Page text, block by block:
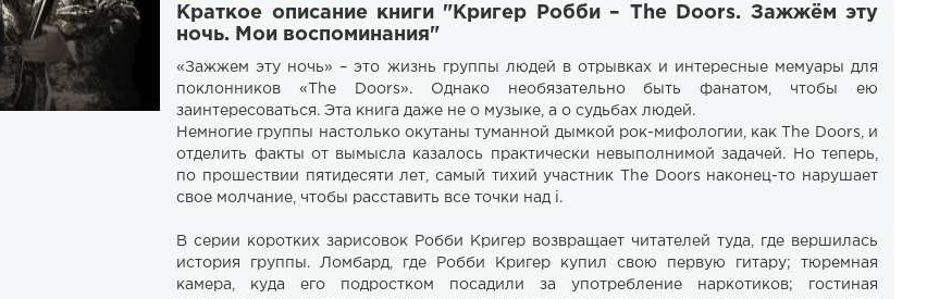
Краткое описание книги "Кригер Робби – The Doors. Зажжём эту
ночь. Мои воспоминания"
«Зажжем эту ночь» – это жизнь группы людей в отрывках и интересные мемуары для
поклонников «The Doors». Однако необязательно быть фанатом, чтобы ею
заинтересоваться. Эта книга даже не о музыке, а о судьбах людей.
Немногие группы настолько окутаны туманной дымкой рок-мифологии, как The Doors, и
отделить факты от вымысла казалось практически невыполнимой задачей. Но теперь,
по прошествии пятидесяти лет, самый тихий участник The Doors наконец-то нарушает
свое молчание, чтобы расставить все точки над i.
В серии коротких зарисовок Робби Кригер возвращает читателей туда, где вершилась
история группы. Ломбард, где Робби Кригер купил свою первую гитару; тюремная
камера, куда его подростком посадили за употребление наркотиков; гостиная